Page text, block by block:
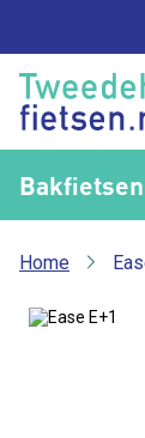
Bakfietsen
Home